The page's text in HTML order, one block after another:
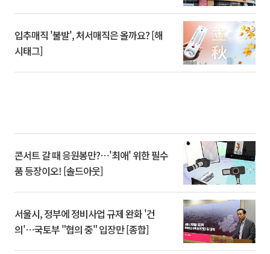
입추매직 '불발', 처서매직은 올까요? [해
시태그]
콘서트 갈 때 응원봉만?⋯'최애' 위한 필수
품 등장이오! [솔드아웃]
서울시, 정부에 정비사업 규제 완화 '건
의'⋯국토부 "협의 중" 입장만 [종합]